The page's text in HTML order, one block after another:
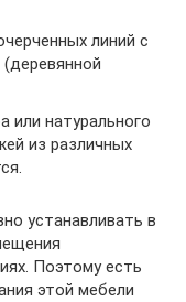
линий с
или натурального
из различных
устанавливать в
Поэтому есть
этой мебели